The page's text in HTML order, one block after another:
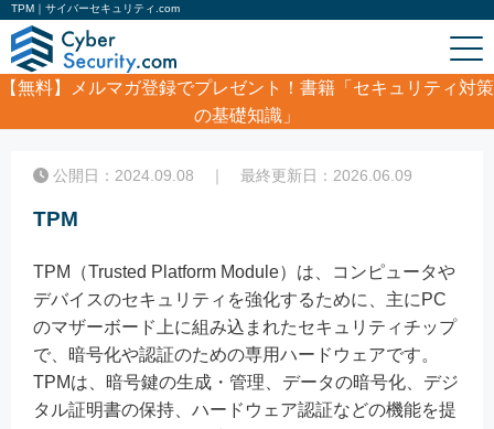
TPM｜サイバーセキュリティ.com
【無料】
メルマガ登録でプレゼント！書籍「セキュリティ対策
の基礎知識」
TPM
公開日：2024.09.08 ｜ 最終更新日：2026.06.09
TPM
TPM（Trusted Platform Module）は、コンピュータや
デバイスのセキュリティを強化するために、主にPC
のマザーボード上に組み込まれたセキュリティチップ
で、暗号化や認証のための専用ハードウェアです。
TPMは、暗号鍵の生成・管理、データの暗号化、デジ
タル証明書の保持、ハードウェア認証などの機能を提